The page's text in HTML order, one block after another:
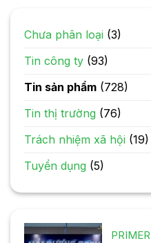
Chưa phân loại (3)
Tin công ty (93)
Tin sản phẩm (728)
Tin thị trường (76)
Trách nhiệm xã hội (19)
Tuyển dụng (5)